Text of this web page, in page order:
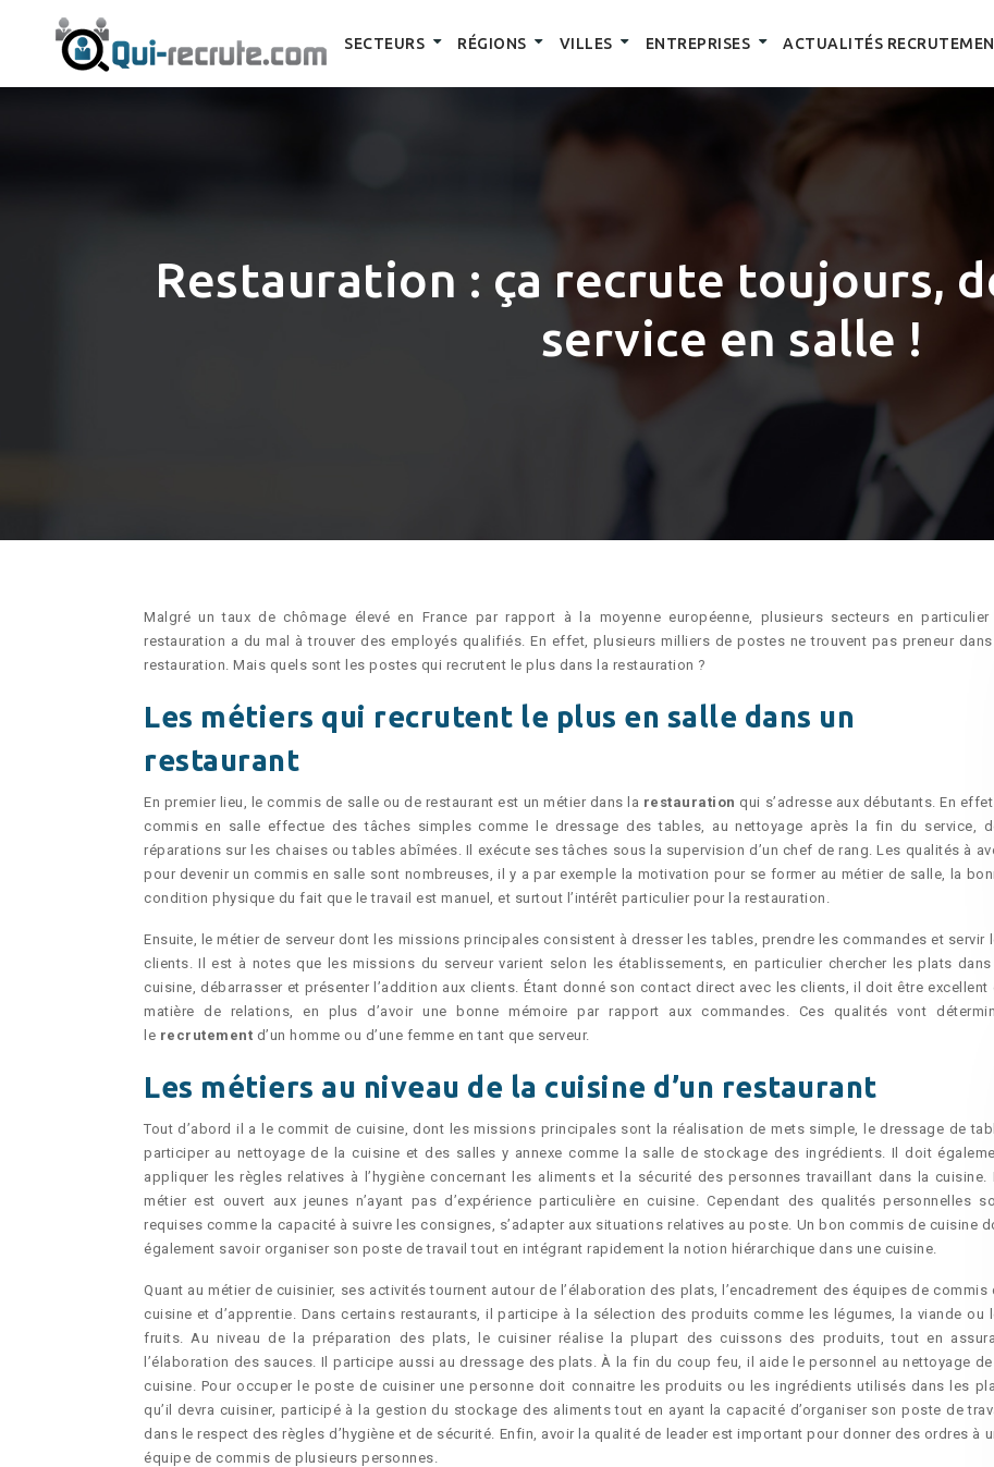
SECTEURS RÉGIONS VILLES ENTREPRISES ACTUALITÉS
Restauration : ça recrute toujours,
service en salle !
Malgré un taux de chômage élevé en France par rapport à la moyenne européenne, plusieurs secteurs en particulier
restauration a du mal à trouver des employés qualifiés. En effet, plusieurs milliers de postes ne trouvent pas preneur
restauration. Mais quels sont les postes qui recrutent le plus dans la restauration ?
Les métiers qui recrutent le plus en salle dans un
restaurant
En premier lieu, le commis de salle ou de restaurant est un métier dans la restauration qui s’adresse aux débutants. En
commis en salle effectue des tâches simples comme le dressage des tables, au nettoyage après la fin du service,
réparations sur les chaises ou tables abîmées. Il exécute ses tâches sous la supervision d’un chef de rang. Les qualités à
pour devenir un commis en salle sont nombreuses, il y a par exemple la motivation pour se former au métier de salle, la
condition physique du fait que le travail est manuel, et surtout l’intérêt particulier pour la restauration.
Ensuite, le métier de serveur dont les missions principales consistent à dresser les tables, prendre les commandes et servir
clients. Il est à notes que les missions du serveur varient selon les établissements, en particulier chercher les plats dans
cuisine, débarrasser et présenter l’addition aux clients. Étant donné son contact direct avec les clients, il doit être excellent
matière de relations, en plus d’avoir une bonne mémoire par rapport aux commandes. Ces qualités vont
le recrutement d’un homme ou d’une femme en tant que serveur.
Les métiers au niveau de la cuisine d’un restaurant
Tout d’abord il a le commit de cuisine, dont les missions principales sont la réalisation de mets simple, le dressage de
participer au nettoyage de la cuisine et des salles y annexe comme la salle de stockage des ingrédients. Il doit
appliquer les règles relatives à l’hygiène concernant les aliments et la sécurité des personnes travaillant dans la cuisine.
métier est ouvert aux jeunes n’ayant pas d’expérience particulière en cuisine. Cependant des qualités personnelles
requises comme la capacité à suivre les consignes, s’adapter aux situations relatives au poste. Un bon commis de cuisine
également savoir organiser son poste de travail tout en intégrant rapidement la notion hiérarchique dans une cuisine.
Quant au métier de cuisinier, ses activités tournent autour de l’élaboration des plats, l’encadrement des équipes de commis
cuisine et d’apprentie. Dans certains restaurants, il participe à la sélection des produits comme les légumes, la viande ou
fruits. Au niveau de la préparation des plats, le cuisiner réalise la plupart des cuissons des produits, tout en
l’élaboration des sauces. Il participe aussi au dressage des plats. À la fin du coup feu, il aide le personnel au nettoyage de
cuisine. Pour occuper le poste de cuisiner une personne doit connaitre les produits ou les ingrédients utilisés dans les
qu’il devra cuisiner, participé à la gestion du stockage des aliments tout en ayant la capacité d’organiser son poste de
dans le respect des règles d’hygiène et de sécurité. Enfin, avoir la qualité de leader est important pour donner des ordres à
équipe de commis de plusieurs personnes.